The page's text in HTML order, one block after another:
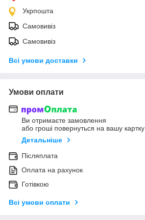
Укрпошта
Самовивіз
Самовивіз
Всі умови доставки
Умови оплати
Ви отримаєте замовлення
або гроші повернуться на вашу картку
Детальніше
Післяплата
Оплата на рахунок
Готівкою
Всі умови оплати